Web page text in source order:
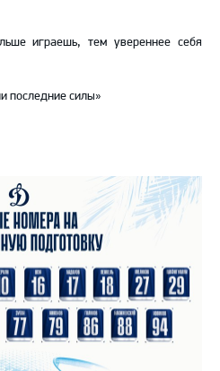
играешь, тем увереннее себя
последние силы»